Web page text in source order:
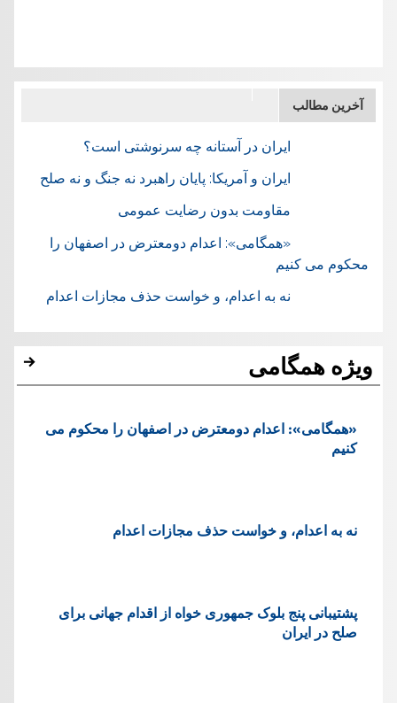
آخرین مطالب
ایران در آستانه چه سرنوشتی است؟
ایران و آمریکا: پایان راهبرد نه جنگ و نه صلح
مقاومت بدون رضایت عمومی
«همگامی»: اعدام دومعترض در اصفهان را
محکوم می کنیم
نه به اعدام، و خواست حذف مجازات اعدام
ویژه همگامی
«همگامی»: اعدام دومعترض در اصفهان را محکوم می
کنیم
نه به اعدام، و خواست حذف مجازات اعدام
پشتيبانی پنج بلوک جمهوری خواه از اقدام جهانی برای
صلح در ایران